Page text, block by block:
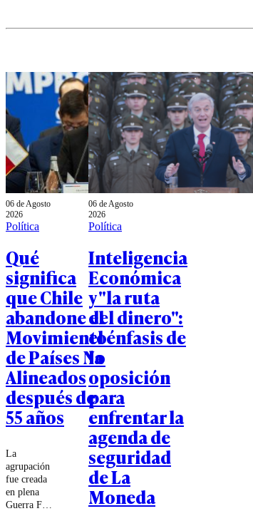
06 de Agosto
2026
Política
Qué
significa
que Chile
abandone el
Movimiento
de Países No
Alineados
después de
55 años
La
agrupación
fue creada
en plena
Guerra Fría
06 de Agosto
2026
Política
Inteligencia
Económica
y "la ruta
del dinero":
el énfasis de
la
oposición
para
enfrentar la
agenda de
seguridad
de La
Moneda